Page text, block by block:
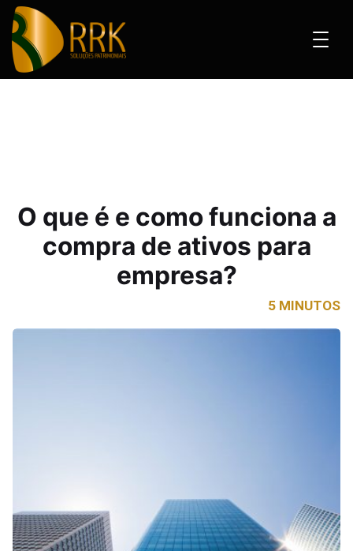
O que é e como funciona a
compra de ativos para
empresa?
5 MINUTOS